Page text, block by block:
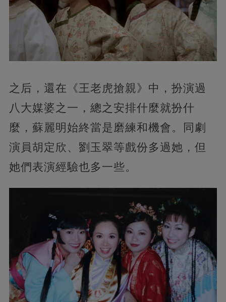
之后，還在《王老虎搶親》中，扮演過
八大媒婆之一，總之安排什麼就扮什
麼，蘇麗明始終當是磨練和機會。同劇
演員胡定欣、劉玉翠等戲份多過她，但
她們表演經驗也多一些。